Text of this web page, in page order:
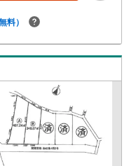
関する不動産情報を豊富
現地見学が可能です（1）
ック（2）本日～4日以内
欄」に希望日時をご記入
料）